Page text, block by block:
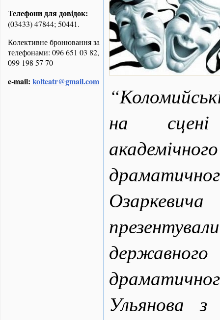
Телефони для довідок:
(03433) 47844; 50441.
Колективне бронювання за
телефонами: 096 651 03 82,
099 198 57 70
e-mail: kolteatr@gmail.com
на сцені
Ульянова